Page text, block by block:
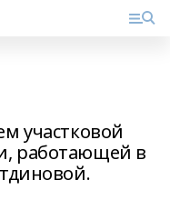
участковой
работающей в